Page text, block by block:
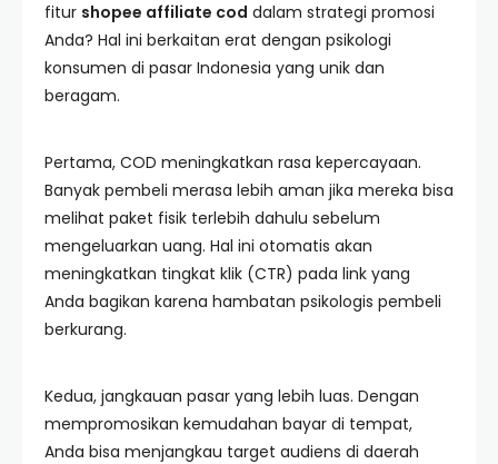
fitur shopee affiliate cod dalam strategi promosi
Anda? Hal ini berkaitan erat dengan psikologi
konsumen di pasar Indonesia yang unik dan
beragam.
Pertama, COD meningkatkan rasa kepercayaan.
Banyak pembeli merasa lebih aman jika mereka bisa
melihat paket fisik terlebih dahulu sebelum
mengeluarkan uang. Hal ini otomatis akan
meningkatkan tingkat klik (CTR) pada link yang
Anda bagikan karena hambatan psikologis pembeli
berkurang.
Kedua, jangkauan pasar yang lebih luas. Dengan
mempromosikan kemudahan bayar di tempat,
Anda bisa menjangkau target audiens di daerah